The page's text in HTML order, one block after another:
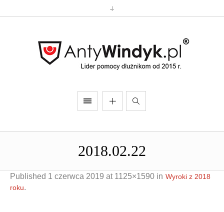
2018.02.22
Published 1 czerwca 2019 at 1125×1590 in Wyroki z 2018
roku.